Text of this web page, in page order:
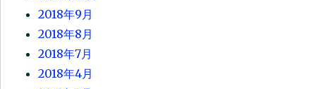
2018年9月
2018年8月
2018年7月
2018年4月